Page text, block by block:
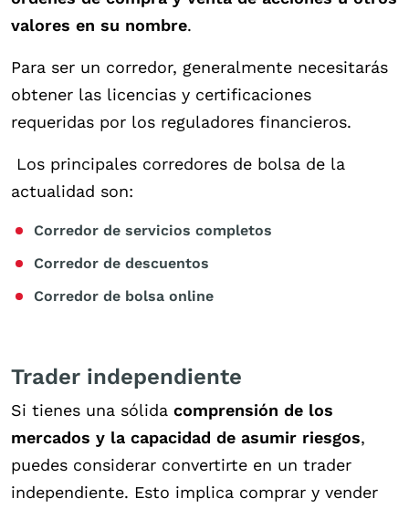
valores en su nombre.
Para ser un corredor, generalmente necesitarás
obtener las licencias y certificaciones
requeridas por los reguladores financieros.
Los principales corredores de bolsa de la
actualidad son:
Corredor de servicios completos
Corredor de descuentos
Corredor de bolsa online
Trader independiente
Si tienes una sólida comprensión de los
mercados y la capacidad de asumir riesgos,
puedes considerar convertirte en un trader
independiente. Esto implica comprar y vender